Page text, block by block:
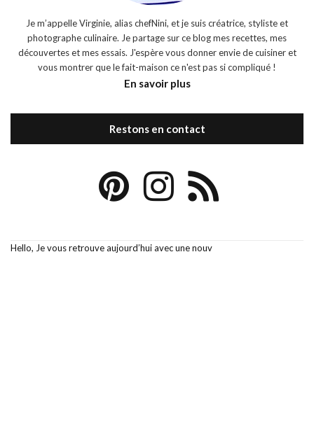
Je m’appelle Virginie, alias chefNini, et je suis créatrice, styliste et
photographe culinaire. Je partage sur ce blog mes recettes, mes
découvertes et mes essais. J'espère vous donner envie de cuisiner et
vous montrer que le fait-maison ce n'est pas si compliqué !
En savoir plus
Restons en contact
Hello, Je vous retrouve aujourd’hui avec une nouv